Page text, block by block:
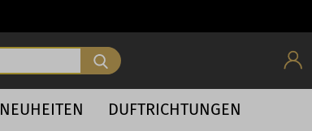
Suche...
NEUHEITEN
DUFTRICHTUNGEN